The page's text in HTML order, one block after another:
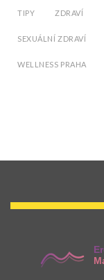
TIPY ZDRAVÍ
SEXUÁLNÍ ZDRAVÍ
WELLNESS PRAHA